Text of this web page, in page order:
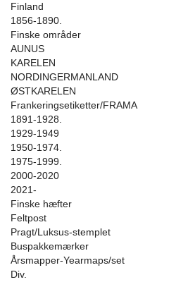
Finland
1856-1890.
Finske områder
AUNUS
KARELEN
NORDINGERMANLAND
ØSTKARELEN
Frankeringsetiketter/FRAMA
1891-1928.
1929-1949
1950-1974.
1975-1999.
2000-2020
2021-
Finske hæfter
Feltpost
Pragt/Luksus-stemplet
Buspakkemærker
Årsmapper-Yearmaps/set
Div.